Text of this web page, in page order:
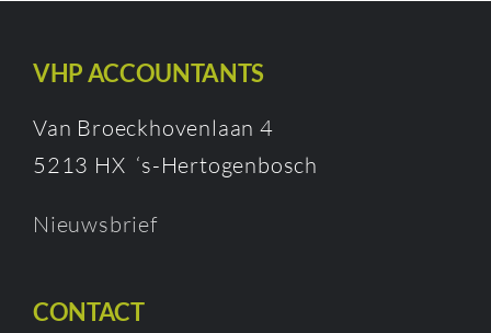
VHP ACCOUNTANTS
Van Broeckhovenlaan 4
5213 HX ‘s-Hertogenbosch
Nieuwsbrief
CONTACT